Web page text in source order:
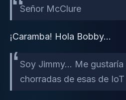
Señor McClure
¡Caramba! Hola Bobby…
Soy Jimmy… Me
chorradas de esas de